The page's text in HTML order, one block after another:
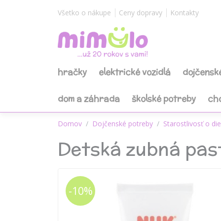
Všetko o nákupe Ceny dopravy Kontakty
hračky elektrické vozidlá
dom a záhrada školské potreby
Domov Dojčenské potreby Starostlivosť o
Detská zubná
-10%